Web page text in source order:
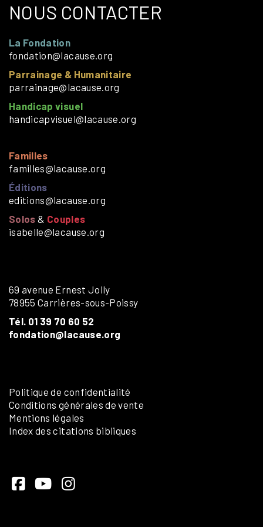
NOUS CONTACTER
La Fondation
fondation@lacause.org
Parrainage & Humanitaire
parrainage@lacause.org
Handicap visuel
handicapvisuel@lacause.org
Familles
familles@lacause.org
Éditions
editions@lacause.org
Solos & Couples
isabelle@lacause.org
69 avenue Ernest Jolly
78955 Carrières-sous-Poissy
Tél. 01 39 70 60 52
fondation@lacause.org
Politique de confidentialité
Conditions générales de vente
Mentions légales
Index des citations bibliques